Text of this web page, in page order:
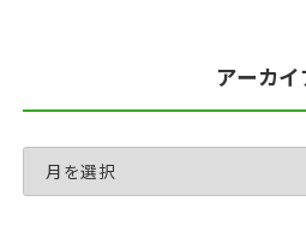
アーカイ